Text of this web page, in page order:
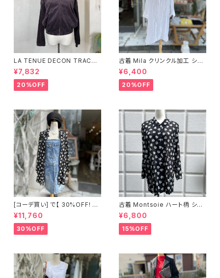
LA TENUE DECON TRACTE
E ブラウンジャケット
¥7,832
20%OFF
古着 Mila クリンクル加工 シャ
ツワンピース
¥6,400
20%OFF
[コーデ買い] で【 30%OFF! 】2
点 ショート丈 デニム サロペット
スカート + 古着 Montsoie ハ
ート柄 シアーシャツ ブラック
¥11,760
30%OFF
古着 Montsoie ハート柄 シア
ーシャツ ブラック
¥6,800
15%OFF